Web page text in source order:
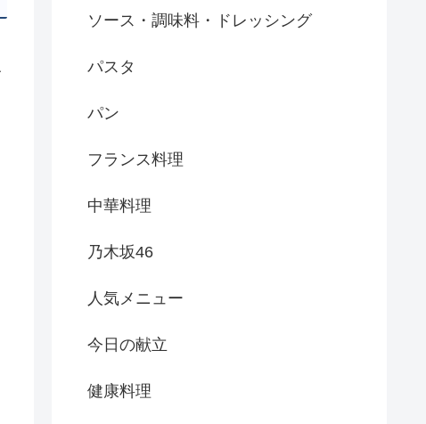
ソース・調味料・ドレッシング
パスタ
パン
フランス料理
中華料理
乃木坂46
人気メニュー
今日の献立
健康料理